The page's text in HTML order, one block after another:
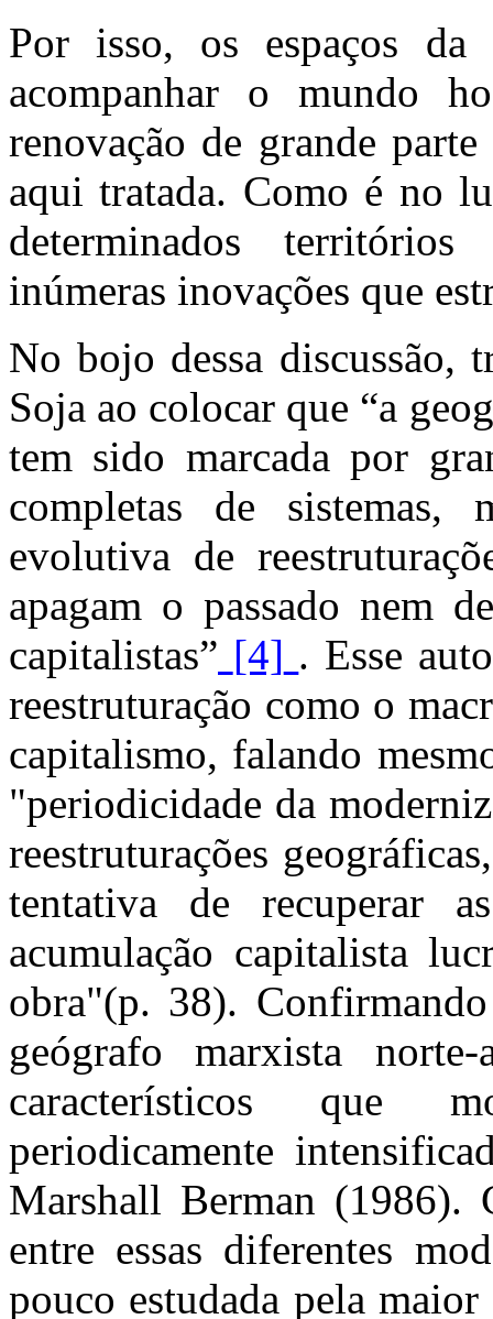
Por isso, os espaços da
acompanhar o mundo
renovação de grande
aqui tratada. Como é no
determinados
inúmeras inovações que
No bojo dessa discussão,
Soja ao colocar que “a
tem sido marcada por
completas de sistemas,
evolutiva de
apagam o passado nem
capitalistas” [4] . Esse
reestruturação como o
capitalismo, falando
"periodicidade da
reestruturações
tentativa de recuperar
acumulação capitalista
obra"(p. 38).
geógrafo marxista
característicos que
periodicamente
Marshall Berman (1986).
entre essas diferentes
pouco estudada pela